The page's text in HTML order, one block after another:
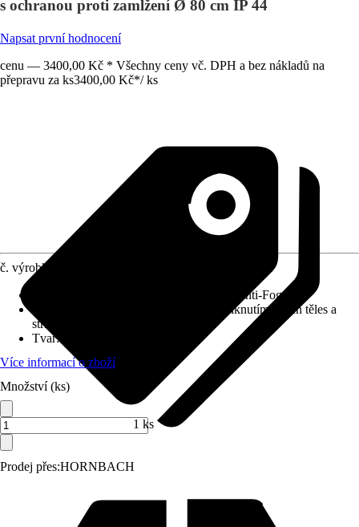
s ochranou proti zamlžení Ø 80 cm IP 44
Napsat první hodnocení
cenu — 3400,00 Kč * Všechny ceny vč. DPH a bez nákladů na
přepravu za ks3400,00 Kč*/ ks
Prodej přes:HORNBACH
č. výrobku
Touch Sensor, Systém Anti-Fog
IP 44 (chráněno před vniknutím cizích těles a
stříkající vody)
Tvar:
Více informací o zboží
Množství (ks)
1 ks